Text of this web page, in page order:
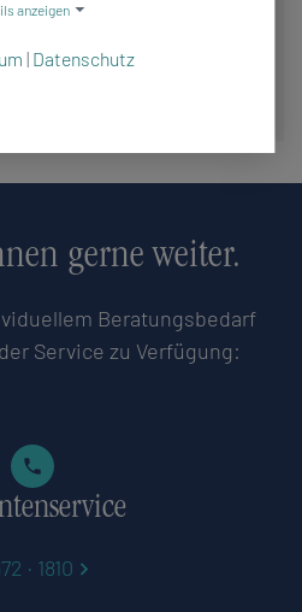
Uhr
gerne weiter.
Beratungsbedarf
Service zu Verfügung:
· 1810
anzeigen
| Datenschutz